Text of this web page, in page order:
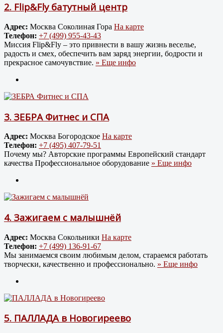
2. Flip&Fly батутный центр
Адрес: Москва Соколиная Гора На карте
Телефон: +7 (499) 955-43-43
Миссия Flip&Fly – это привнести в вашу жизнь веселье,
радость и смех, обеспечить вам заряд энергии, бодрости и
прекрасное самочувствие. » Еще инфо
3. ЗЕБРА Фитнес и СПА
Адрес: Москва Богородское На карте
Телефон: +7 (495) 407-79-51
Почему мы? Авторские программы Европейский стандарт
качества Профессиональное оборудование » Еще инфо
4. Зажигаем с малышнёй
Адрес: Москва Сокольники На карте
Телефон: +7 (499) 136-91-67
Мы занимаемся своим любимым делом, стараемся работать
творчески, качественно и профессионально. » Еще инфо
5. ПАЛЛАДА в Новогиреево